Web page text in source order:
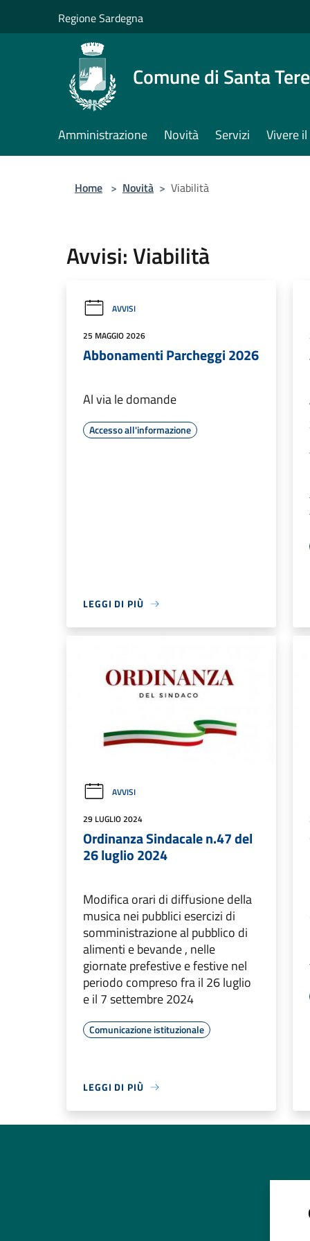
Regione Sardegna
Comune di Santa
Amministrazione Novità Servizi Vivere
Home > Novità > Viabilità
Avvisi: Viabilità
AVVISI
25 MAGGIO 2026
Abbonamenti Parcheggi 2026
Al via le domande
Accesso all'informazione
LEGGI DI PIÙ
AVVISI
29 LUGLIO 2024
Ordinanza Sindacale n.47 del
26 luglio 2024
Modifica orari di diffusione della
musica nei pubblici esercizi di
somministrazione al pubblico di
alimenti e bevande , nelle
giornate prefestive e festive nel
periodo compreso fra il 26 luglio
e il 7 settembre 2024
Comunicazione istituzionale
LEGGI DI PIÙ